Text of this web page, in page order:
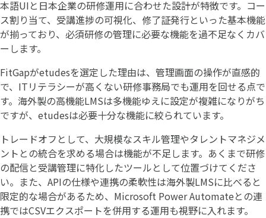
本語UIと日本企業の研修運用に合わせた設計が特徴です。コー
ス割り当て、受講進捗の可視化、修了証発行といった基本機能
が揃っており、必須研修の管理に必要な機能を過不足なくカバ
ーします。
FitGapがetudesを選定した理由は、管理画面の操作が直感的
で、ITリテラシーが高くない研修事務局でも運用を回せる点で
す。海外製の高機能LMSは多機能ゆえに設定が複雑になりがち
ですが、etudesは必要十分な機能に絞られています。
トレードオフとして、大規模なスキル管理やタレントマネジメ
ントとの統合を求める場合は機能が不足します。あくまで研修
の配信と受講管理に特化したツールとして位置づけてくださ
い。また、APIの仕様や連携の柔軟性は海外製LMSに比べると
限定的な場合があるため、Microsoft Power Automateとの連
携ではCSVエクスポートを併用する運用も視野に入れます。